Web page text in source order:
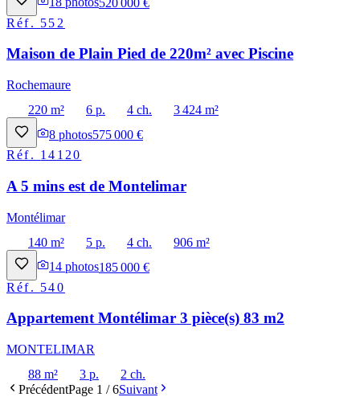
Réf. 552
Maison de Plain Pied de 220m² avec Piscine
Rochemaure
220 m²
6 p. 4 ch.
3 424 m²
8 photos575 000 €
Réf. 14120
A 5 mins est de Montelimar
Montélimar
140 m²
5 p. 4 ch.
906 m²
14 photos185 000 €
Réf. 540
Appartement Montélimar 3 pièce(s) 83 m2
MONTELIMAR
88 m²
3 p.
2 ch.
PrécédentPage 1 /6Suivant